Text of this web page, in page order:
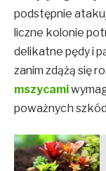
podstępnie
liczne kolonie
delikatne pędy i
zanim zdążą się
mszycami
poważnych